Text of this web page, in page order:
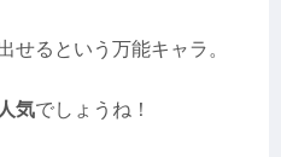
せるという万能キャラ。
気でしょうね！